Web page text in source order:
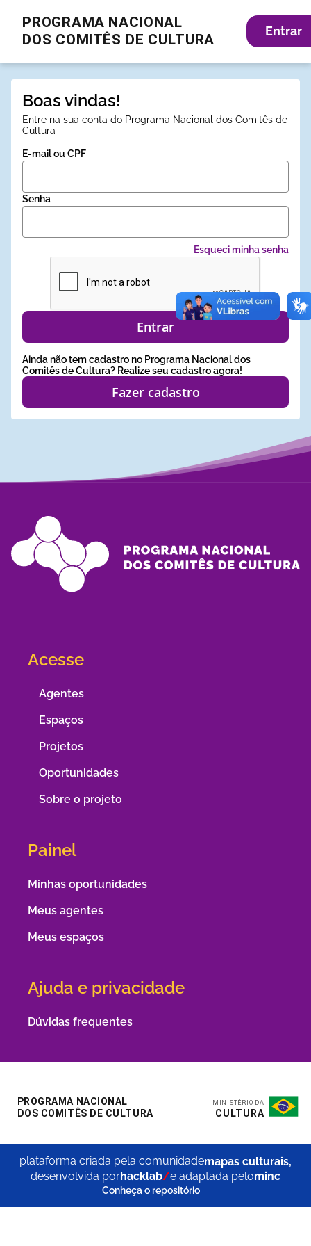
Entrar
Boas vindas!
Entre na sua conta do Programa Nacional dos Comitês de
Cultura
E-mail ou CPF
Senha
Esqueci minha senha
Entrar
Ainda não tem cadastro no Programa Nacional dos
Comitês de Cultura? Realize seu cadastro agora!
Fazer cadastro
Acesse
Agentes
Espaços
Projetos
Oportunidades
Sobre o projeto
Painel
Minhas oportunidades
Meus agentes
Meus espaços
Ajuda e privacidade
Dúvidas frequentes
plataforma criada pela comunidademapas culturais,
desenvolvida porhacklab/e adaptada pelominc
Conheça o repositório